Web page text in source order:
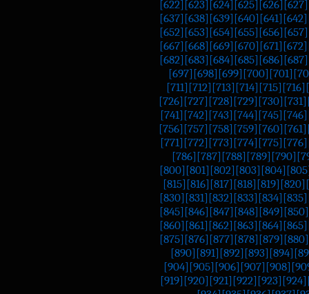
[622] [623] [624] [625] [626] [627]
[637] [638] [639] [640] [641] [642]
[652] [653] [654] [655] [656] [657]
[667] [668] [669] [670] [671] [672]
[682] [683] [684] [685] [686] [687]
[697] [698] [699] [700] [701]
[711] [712] [713] [714] [715] [716]
[726] [727] [728] [729] [730] [731]
[741] [742] [743] [744] [745] [746]
[756] [757] [758] [759] [760] [761]
[771] [772] [773] [774] [775] [776]
[786] [787] [788] [789] [790]
[800] [801] [802] [803] [804]
[815] [816] [817] [818] [819] [820]
[830] [831] [832] [833] [834] [835]
[845] [846] [847] [848] [849] [850]
[860] [861] [862] [863] [864] [865]
[875] [876] [877] [878] [879] [880]
[890] [891] [892] [893] [894]
[904] [905] [906] [907] [908]
[919] [920] [921] [922] [923] [924]